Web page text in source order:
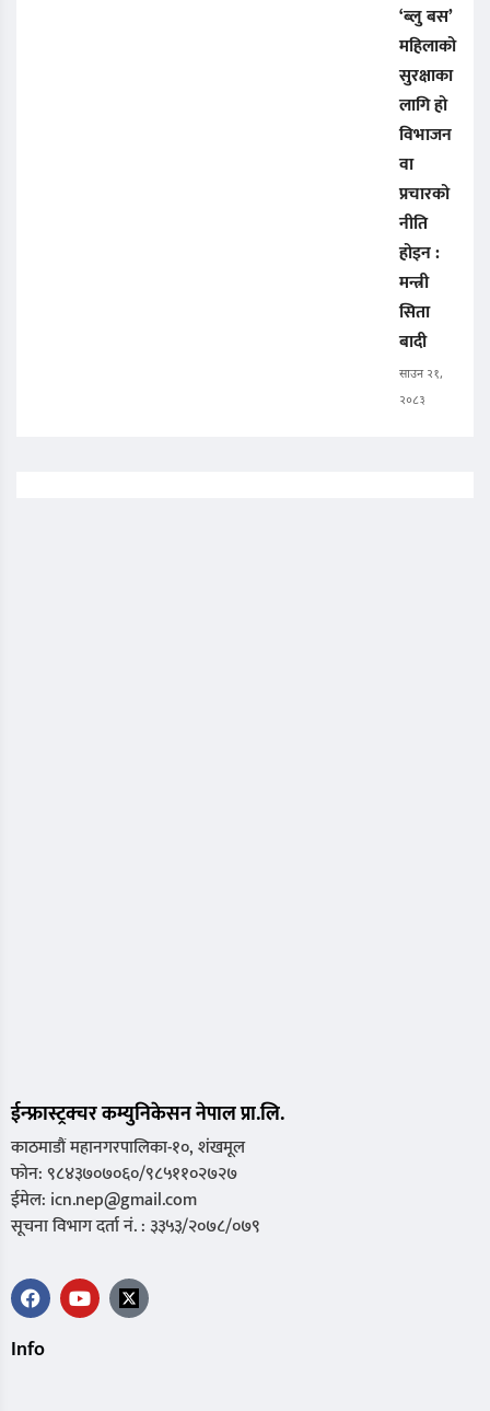
‘ब्लु बस’
महिलाको
सुरक्षाका
लागि हो
विभाजन
वा
प्रचारको
नीति
होइन :
मन्त्री
सिता
बादी
साउन २१,
२०८३
ईन्फ्रास्ट्रक्चर कम्युनिकेसन नेपाल प्रा.लि.
काठमाडौं महानगरपालिका-१०, शंखमूल
फोन: ९८४३७०७०६०/९८५११०२७२७
ईमेल: icn.nep@gmail.com
सूचना विभाग दर्ता नं. : ३३५३/२०७८/०७९
Info